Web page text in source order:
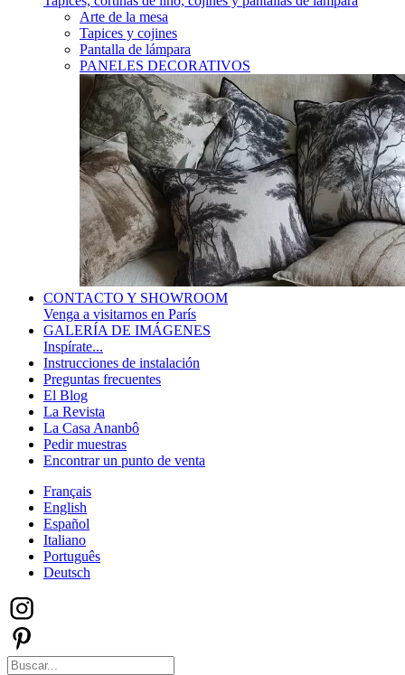
Arte de la mesa
Tapices y cojines
Pantalla de lámpara
PANELES DECORATIVOS
CONTACTO Y SHOWROOM
Venga a visitarnos en París
GALERÍA DE IMÁGENES
Inspírate...
Instrucciones de instalación
Preguntas frecuentes
El Blog
La Revista
La Casa Ananbô
Pedir muestras
Encontrar un punto de venta
Français
English
Español
Italiano
Português
Deutsch